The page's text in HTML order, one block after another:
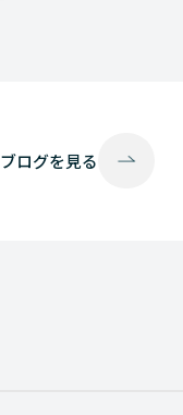
ブログを見る